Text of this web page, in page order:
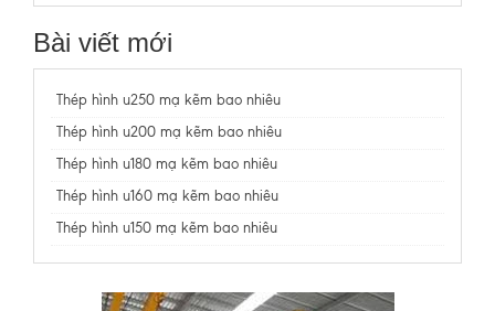
Bài viết mới
Thép hình u250 mạ kẽm bao nhiêu
Thép hình u200 mạ kẽm bao nhiêu
Thép hình u180 mạ kẽm bao nhiêu
Thép hình u160 mạ kẽm bao nhiêu
Thép hình u150 mạ kẽm bao nhiêu